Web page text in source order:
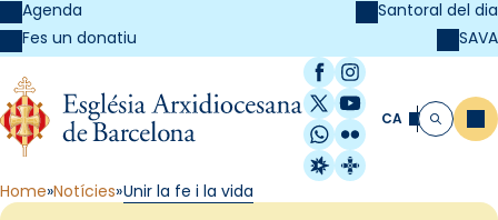
Agenda
Fes un donatiu
Santoral del dia
SAVA
Facebook
Instagram
X / Twitter
YouTube
WhatsApp
Flickr
Radio Estel
Catalunya
CA Cerca
Home Notícies Unir la fe i la vida